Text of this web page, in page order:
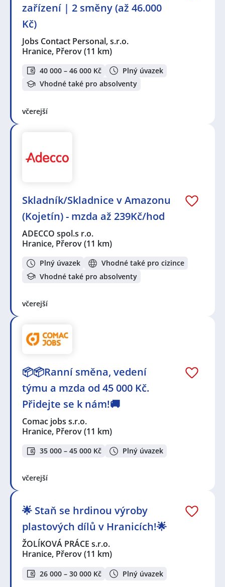
zařízení | 2 směny (až 46.000
Kč)
Jobs Contact Personal, s.r.o.
Hranice, Přerov(11 km)
40 000 – 46 000 Kč
Plný úvazek
Vhodné také pro absolventy
včerejší
Skladník/Skladnice v Amazonu
(Kojetín) - mzda až 239Kč/hod
ADECCO spol.s r.o.
Hranice, Přerov(11 km)
Plný úvazek
Vhodné také pro cizince
Vhodné také pro absolventy
včerejší
📦📦Ranní směna, vedení
týmu a mzda od 45 000 Kč.
Přidejte se k nám!🚚
Comac jobs s.r.o.
Hranice, Přerov(11 km)
35 000 – 45 000 Kč Plný úvazek
včerejší
🌟 Staň se hrdinou výroby
plastových dílů v Hranicích!🌟
ŽOLÍKOVÁ PRÁCE s.r.o.
Hranice, Přerov(11 km)
26 000 – 30 000 Kč Plný úvazek